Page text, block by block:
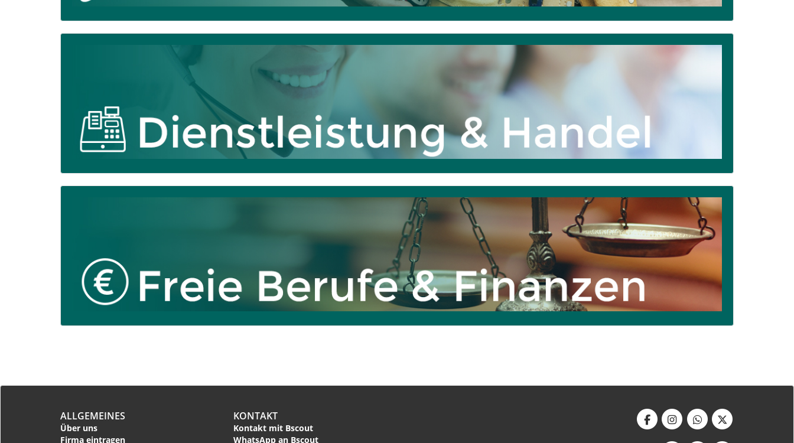
ALLGEMEINES
Über uns
Firma eintragen
KONTAKT
Kontakt mit Bscout
WhatsApp an Bscout